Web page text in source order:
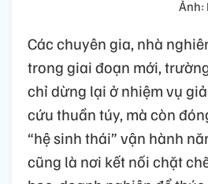
Ảnh:
Các chuyên gia, nhà
trong giai đoạn mới,
chỉ dừng lại ở nhiệm vụ
cứu thuần túy, mà còn
“hệ sinh thái” vận hành
cũng là nơi kết nối chặt